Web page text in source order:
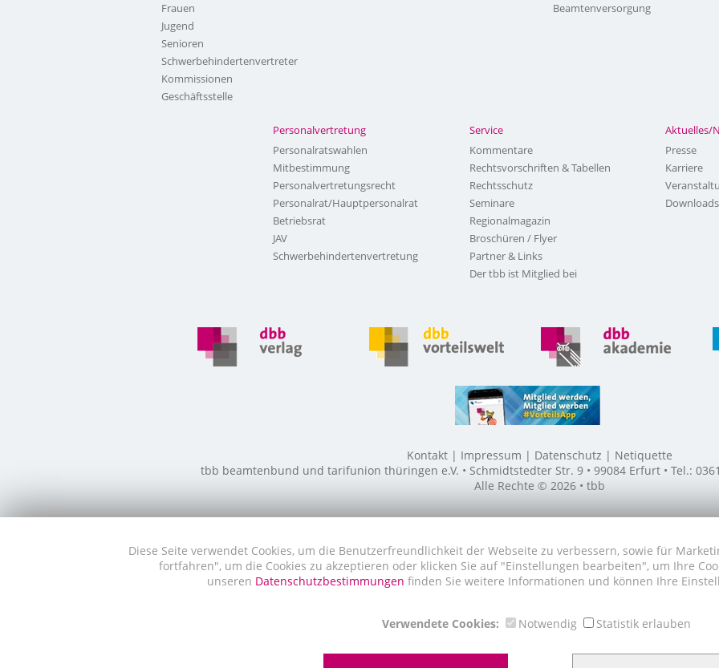
Frauen
Jugend
Senioren
Schwerbehindertenvertreter
Kommissionen
Geschäftsstelle
Beamtenversorgung
Personalvertretung
Personalratswahlen
Mitbestimmung
Personalvertretungsrecht
Personalrat/Hauptpersonalrat
Betriebsrat
JAV
Schwerbehindertenvertretung
Service
Kommentare
Rechtsvorschriften & Tabellen
Rechtsschutz
Seminare
Regionalmagazin
Broschüren / Flyer
Partner & Links
Der tbb ist Mitglied bei
Aktuelles/
Presse
Karriere
Downloads
Kontakt Impressum Datenschutz
Netiquette
tbb beamtenbund und tarifunion thüringen e.V. • Schmidtstedter Str. 9 • 99084 Erfurt • Tel.:
Alle Rechte © 2026 • tbb
Diese Seite verwendet Cookies, um die Benutzerfreundlichkeit der Webseite zu verbessern, sowie für
fortfahren", um die Cookies zu akzeptieren oder klicken Sie auf "Einstellungen bearbeiten", um Ihre
unseren Datenschutzbestimmungen finden Sie weitere Informationen und können Ihre
Verwendete Cookies: Notwendig Statistik erlauben